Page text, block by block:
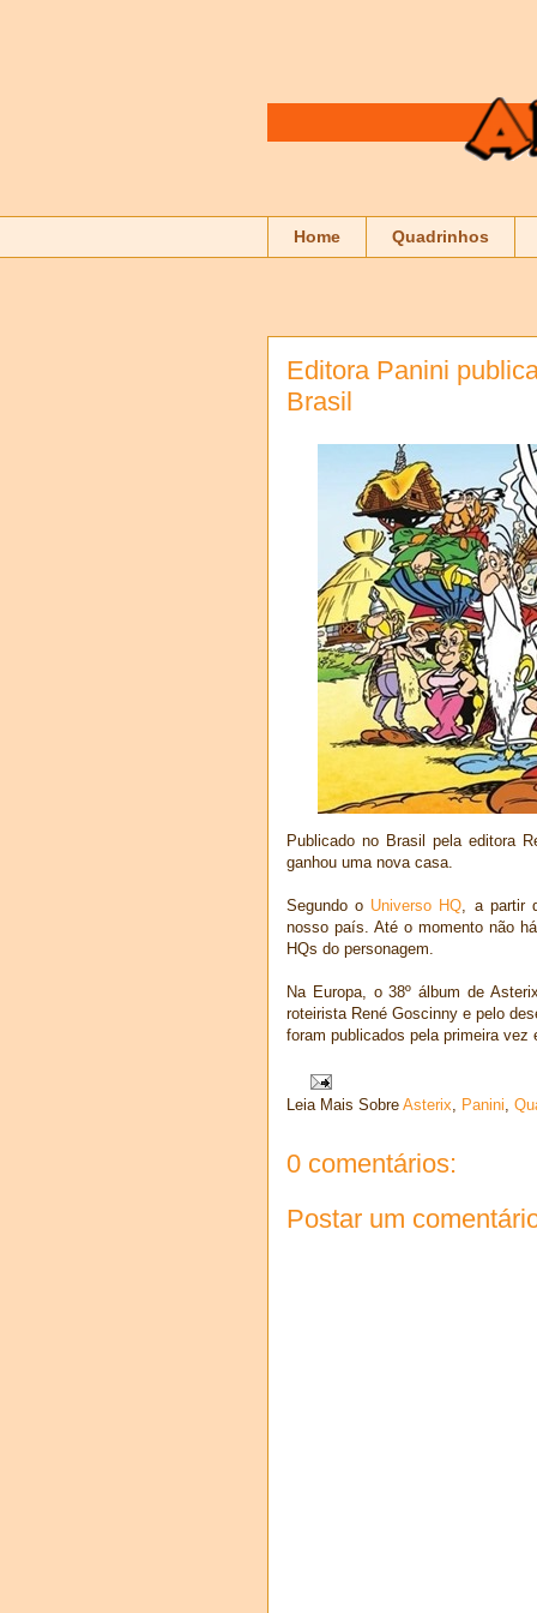
Home Quadrinhos
Editora Panini
Brasil
Publicado no Brasil pela editora
ganhou uma nova casa.
Segundo o Universo HQ , a partir
nosso país. Até o momento não
HQs do personagem.
Na Europa, o 38º álbum de
roteirista René Goscinny e pelo
foram publicados pela primeira vez
Leia Mais Sobre Asterix, Panini,
0 comentários:
Postar um